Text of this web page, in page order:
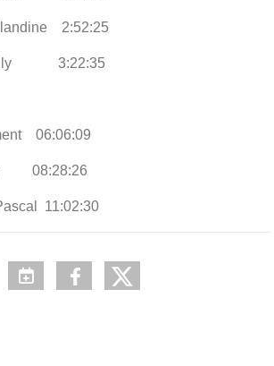
2:52:25
Willy 3:22:35
06:06:09
08:28:26
11:02:30